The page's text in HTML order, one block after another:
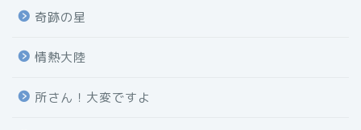
奇跡の星
情熱大陸
所さん！大変ですよ